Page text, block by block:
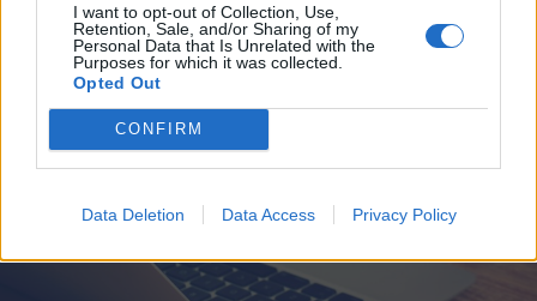
I want to opt-out of Collection, Use,
Retention, Sale, and/or Sharing of my
Personal Data that Is Unrelated with the
Purposes for which it was collected.
Opted Out
CONFIRM
Data Deletion Data Access Privacy Policy